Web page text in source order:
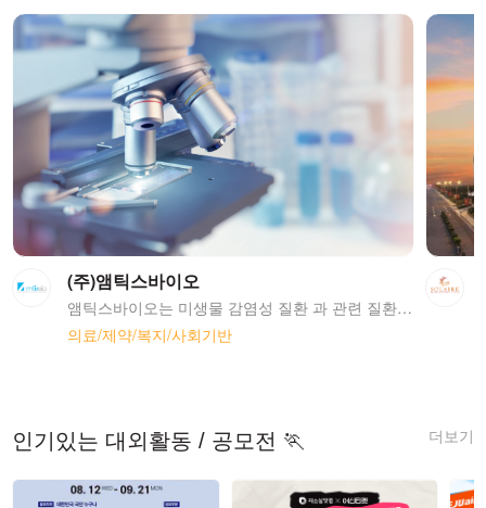
(주)앰틱스바이오
앰틱스바이오는 미생물 감염성 질환 과 관련 질환에 대한 지속적인 대응력을 구축하기 위해 미생물 병독성 조절인자 타켓 기반 및 약물성 기반의 혁신신약을 개발합니다. 1. 인류의 건강과 생명을 위혁하는 미생물 감염성 질환에 대한 혁신신약 개발 2.환경변화에 사회적 가치를 극대화하는 신규 화합물 라이브러리 및 기술기반 최적 솔루션 제공 3.투여 경로 다양화 통해 질환에 따라 효능 극대화 할 수 있는 신규 약물 전달 플랫폼 구축 을 목적으로 연구 개발 하고 있습니다. <body> <p style="color:#FFFFFF";>서울창업허브</p> </body>
의료/제약/복지/사회기반
더보기
인기있는 대외활동 / 공모전 🏃